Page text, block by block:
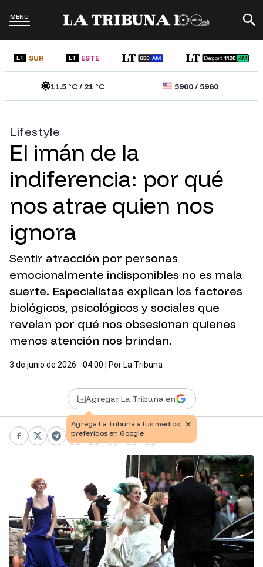
MENÚ
LT SUR LT ESTE
11.5 °C /21 °C 5900/5960
Lifestyle
El imán de la
indiferencia: por qué
nos atrae quien nos
ignora
Sentir atracción por personas
emocionalmente indisponibles no es mala
suerte. Especialistas explican los factores
biológicos, psicológicos y sociales que
revelan por qué nos obsesionan quienes
menos atención nos brindan.
3 de junio de 2026 - 04:00 | Por La Tribuna
Agregar La Tribuna en
Facebook
X Telegram
WhatsApp
Pinterest
LinkedIn
PrintCopy link